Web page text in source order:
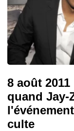
8 août
quand Jay-
culte